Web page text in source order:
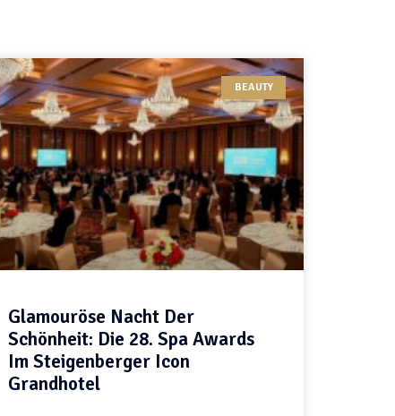
BEAUTY
Glamouröse Nacht Der
Schönheit: Die 28. Spa Awards
Im Steigenberger Icon
Grandhotel